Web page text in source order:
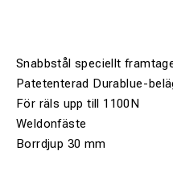
Snabbstål speciellt
Patetenterad Durablue-
För räls upp till 1100N
Weldonfäste
Borrdjup 30 mm